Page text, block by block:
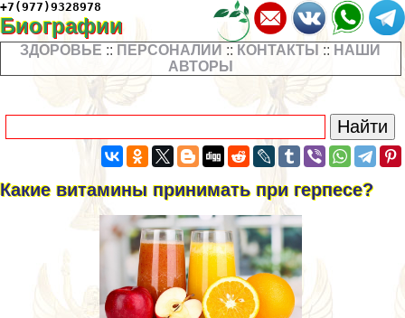
+7(977)9328978
Биографии
ЗДОРОВЬЕ :: ПЕРСОНАЛИИ :: КОНТАКТЫ :: НАШИ
АВТОРЫ
Какие витамины принимать при гepпeсе?